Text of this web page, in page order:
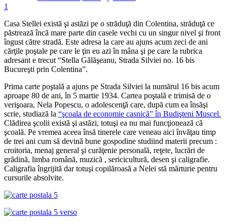
1
Casa Stellei există şi astăzi pe o străduţă din Colentina, străduţă ce
păstrează încă mare parte din casele vechi cu un singur nivel şi front
îngust către stradă. Este adresa la care au ajuns acum zeci de ani
cărţile poştale pe care le ţin eu azi în mâna şi pe care la rubrica
adresant e trecut “Stella Gălăşeanu, Strada Silviei no. 16 bis
Bucureşti prin Colentina”.
Prima carte poştală a ajuns pe Strada Silviei la numărul 16 bis acum
aproape 80 de ani, în 5 martie 1934. Cartea poştală e trimisă de o
verişoara, Nela Popescu, o adolescenţă care, după cum ea însăşi
scrie, studiază la “şcoala de economie casnică” în Budişteni Muscel.
Clădirea şcolii există şi astăzi, totuşi ea nu mai funcţionează că
şcoală. Pe vremea aceea însă tinerele care veneau aici învăţau timp
de trei ani cum să devină bune gospodine studiind materii precum :
croitoria, menaj general şi curăţenie personală, reţete, lucrări de
grădină, limba română, muzică , sericicultură, desen şi caligrafie.
Caligrafia îngrijită dar totuşi copilăroasă a Nelei stă mărturie pentru
cursurile absolvite.